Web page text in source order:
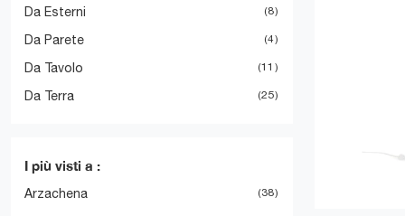
Da Esterni 8
Da Parete 4
Da Tavolo 11
Da Terra 25
I più visti a :
Arzachena 38